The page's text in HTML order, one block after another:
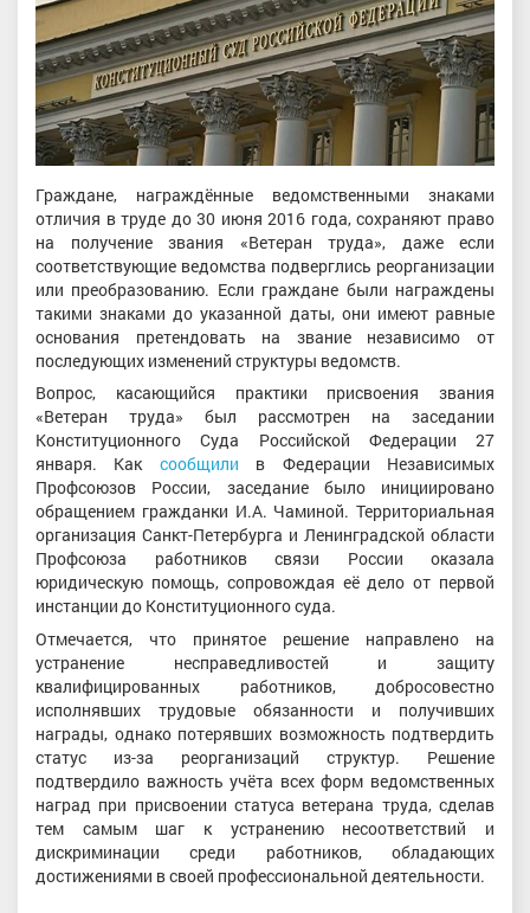
Граждане, награждённые ведомственными знаками
отличия в труде до 30 июня 2016 года, сохраняют право
на получение звания «Ветеран труда», даже если
соответствующие ведомства подверглись реорганизации
или преобразованию. Если граждане были награждены
такими знаками до указанной даты, они имеют равные
основания претендовать на звание независимо от
последующих изменений структуры ведомств.
Вопрос, касающийся практики присвоения звания
«Ветеран труда» был рассмотрен на заседании
Конституционного Суда Российской Федерации 27
января. Как сообщили в Федерации Независимых
Профсоюзов России, заседание было инициировано
обращением гражданки И.А. Чаминой. Территориальная
организация Санкт-Петербурга и Ленинградской области
Профсоюза работников связи России оказала
юридическую помощь, сопровождая её дело от первой
инстанции до Конституционного суда.
Отмечается, что принятое решение направлено на
устранение несправедливостей и защиту
квалифицированных работников, добросовестно
исполнявших трудовые обязанности и получивших
награды, однако потерявших возможность подтвердить
статус из-за реорганизаций структур. Решение
подтвердило важность учёта всех форм ведомственных
наград при присвоении статуса ветерана труда, сделав
тем самым шаг к устранению несоответствий и
дискриминации среди работников, обладающих
достижениями в своей профессиональной деятельности.